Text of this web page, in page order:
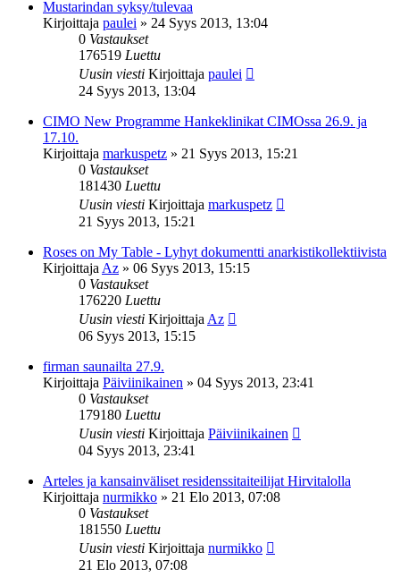
Mustarindan syksy/tulevaa
Kirjoittaja paulei » 24 Syys 2013, 13:04
0 Vastaukset
176519 Luettu
Uusin viesti Kirjoittaja paulei
24 Syys 2013, 13:04
CIMO New Programme Hankeklinikat CIMOssa 26.9. ja
17.10.
Kirjoittaja markuspetz » 21 Syys 2013, 15:21
0 Vastaukset
181430 Luettu
Uusin viesti Kirjoittaja markuspetz
21 Syys 2013, 15:21
Roses on My Table - Lyhyt dokumentti anarkistikollektiivista
Kirjoittaja Az » 06 Syys 2013, 15:15
0 Vastaukset
176220 Luettu
Uusin viesti Kirjoittaja Az
06 Syys 2013, 15:15
firman saunailta 27.9.
Kirjoittaja Päiviinikainen » 04 Syys 2013, 23:41
0 Vastaukset
179180 Luettu
Uusin viesti Kirjoittaja Päiviinikainen
04 Syys 2013, 23:41
Arteles ja kansainväliset residenssitaiteilijat Hirvitalolla
Kirjoittaja nurmikko » 21 Elo 2013, 07:08
0 Vastaukset
181550 Luettu
Uusin viesti Kirjoittaja nurmikko
21 Elo 2013, 07:08